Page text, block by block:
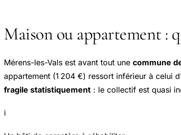
Maison ou appartement :
Mérens-les-Vals est avant tout une commune
appartement (1 204 €) ressort inférieur à celui
fragile statistiquement : le collectif est quasi
ℹ️